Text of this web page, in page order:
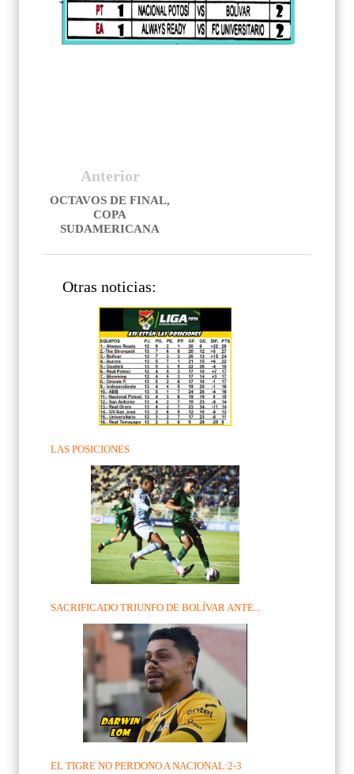
Anterior
OCTAVOS DE FINAL,
COPA
SUDAMERICANA
Otras noticias:
LAS POSICIONES
SACRIFICADO TRIUNFO DE BOLÍVAR ANTE...
EL TIGRE NO PERDONO A NACIONAL:2-3